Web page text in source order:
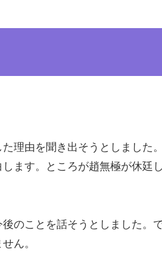
理由を聞き出そうとしました
ます。ところが趙無極が休廷
のことを話そうとしました。
ん。